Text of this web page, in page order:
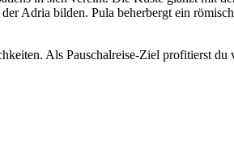
Adria bilden. Pula beherbergt ein
Als Pauschalreise-Ziel profitierst du